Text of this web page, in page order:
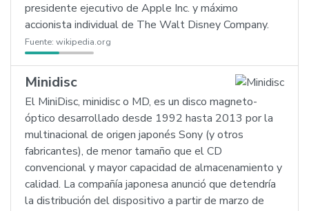
presidente ejecutivo de Apple Inc. y máximo
accionista individual de The Walt Disney Company.
Fuente: wikipedia.org
Minidisc
El MiniDisc, minidisc o MD, es un disco magneto-
óptico desarrollado desde 1992 hasta 2013 por la
multinacional de origen japonés Sony (y otros
fabricantes), de menor tamaño que el CD
convencional y mayor capacidad de almacenamiento y
calidad. La compañía japonesa anunció que detendría
la distribución del dispositivo a partir de marzo de